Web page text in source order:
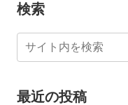
検索
最近の投稿